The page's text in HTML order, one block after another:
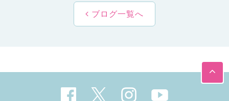
ブログ一覧へ